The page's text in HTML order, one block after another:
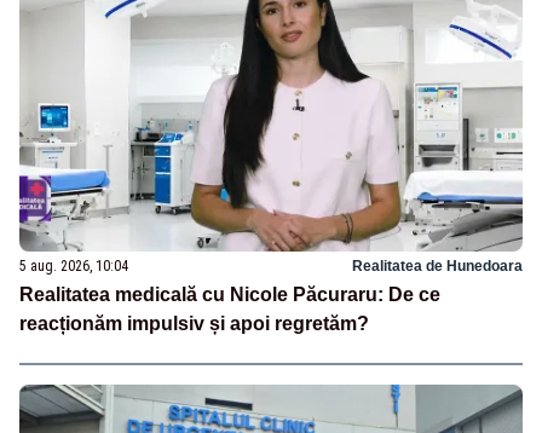
5 aug. 2026, 10:04 Realitatea de Hunedoara
Realitatea medicală cu Nicole Păcuraru: De ce
reacționăm impulsiv și apoi regretăm?